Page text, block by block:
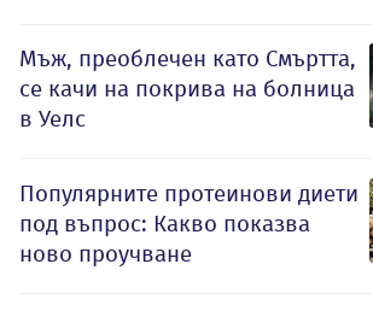
Мъж, преоблечен като Смъртта,
се качи на покрива на болница
в Уелс
Популярните протеинови диети
под въпрос: Какво показва
ново проучване